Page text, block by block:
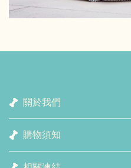
關於我們
購物須知